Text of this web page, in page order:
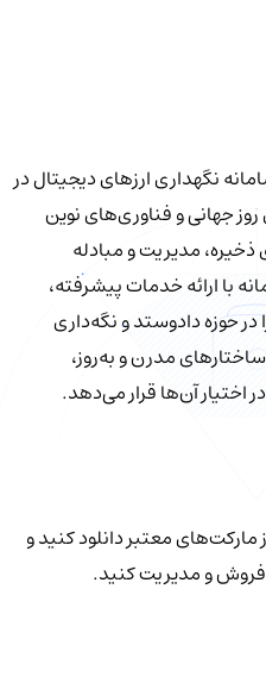
نگهداری ارزهای دیجیتال در
جهانی و فناوری‌های نوین
مدیریت و مبادله
با ارائه خدمات پیشرفته،
حوزه دادوستد و نگه‌داری
مدرن و به‌روز،
اختیار آن‌ها قرار می‌دهد.
معتبر دانلود کنید و
فروش و مدیریت کنید.